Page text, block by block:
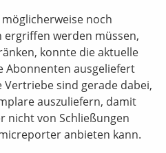
noch
werden müssen,
konnte die aktuelle
Abonnenten ausgeliefert
sind gerade dabei,
auszuliefern, damit
nicht von Schließungen
anbieten kann.